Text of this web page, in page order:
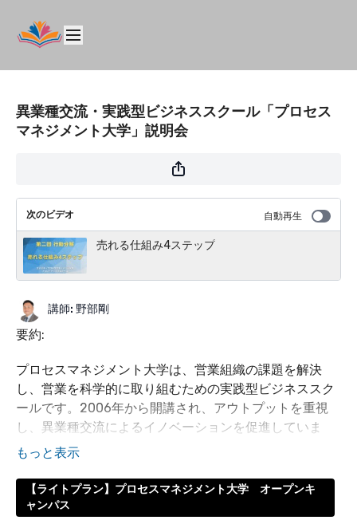
異業種交流・実践型ビジネススクール「プロセス
マネジメント大学」説明会
次のビデオ 自動再生
売れる仕組み4ステップ
講師: 野部剛
要約:
プロセスマネジメント大学は、営業組織の課題を解決
し、営業を科学的に取り組むための実践型ビジネススク
ールです。2006年から開講され、アウトプットを重視
し、異業種交流によるイノベーションを促進していま
す。受講生は、営業戦略、マネジメント、ソリューショ
直し、改善策を立案・実行します。各回の講義では、ワ
ークシートを用いた演習や宿題が課され、最終的には成
【ライトプラン】プロセスマネジメント大学 オープンキ
ャンパス